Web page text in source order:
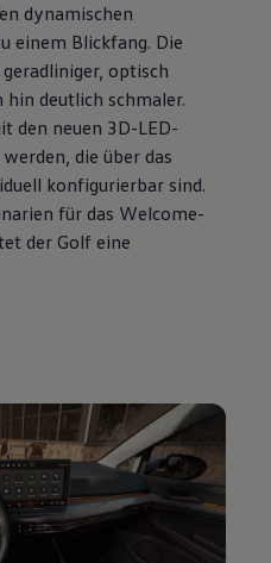
Zubehör
Elektronik
verbinden
dynamischen
einem Blickfang. Die
optisch
deutlich schmaler.
den neuen 3D-LED-
die über das
konfigurierbar sind.
für das Welcome-
der Golf eine